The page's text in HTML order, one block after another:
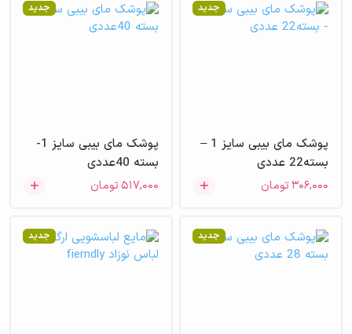
جدید
پوشک مای بیبی سایز 1 –
بسته22 عددی
۳۰۶,۰۰۰تومان
جدید
پوشک مای بیبی سایز 1-
بسته 40عددی
۵۱۷,۰۰۰تومان
جدید جدید